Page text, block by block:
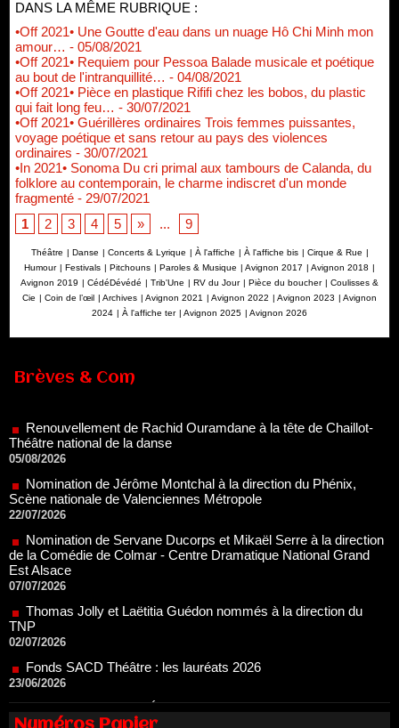
DANS LA MÊME RUBRIQUE :
•Off 2021• Une Goutte d'eau dans un nuage Hô Chi Minh mon
amour… - 05/08/2021
•Off 2021• Requiem pour Pessoa Balade musicale et poétique
au bout de l'intranquillité… - 04/08/2021
•Off 2021• Pièce en plastique Rififi chez les bobos, du plastic
qui fait long feu… - 30/07/2021
•Off 2021• Guérillères ordinaires Trois femmes puissantes,
voyage poétique et sans retour au pays des violences
ordinaires - 30/07/2021
•In 2021• Sonoma Du cri primal aux tambours de Calanda, du
folklore au contemporain, le charme indiscret d'un monde
fragmenté - 29/07/2021
1
2 3 4 5 » ... 9
Théâtre | Danse | Concerts & Lyrique | À l'affiche | À l'affiche bis | Cirque & Rue |
Humour | Festivals | Pitchouns | Paroles & Musique | Avignon 2017 | Avignon 2018 |
Avignon 2019 | CédéDévédé | Trib'Une | RV du Jour | Pièce du boucher | Coulisses &
Cie | Coin de l’œil | Archives | Avignon 2021 | Avignon 2022 | Avignon 2023 | Avignon
2024 | À l'affiche ter | Avignon 2025 | Avignon 2026
Brèves & Com
Renouvellement de Rachid Ouramdane à la tête de Chaillot-
Théâtre national de la danse
Nomination de Jérôme Montchal à la direction du Phénix,
Scène nationale de Valenciennes Métropole
22/07/2026
Nomination de Servane Ducorps et Mikaël Serre à la direction
de la Comédie de Colmar - Centre Dramatique National Grand
Est Alsace
07/07/2026
Thomas Jolly et Laëtitia Guédon nommés à la direction du
TNP
02/07/2026
Fonds SACD Théâtre : les lauréats 2026
23/06/2026
20/06/2026
18/06/2026